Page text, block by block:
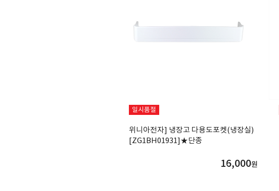
일시품절
위니아전자] 냉장고 다용도포켓(냉장실)
[ZG1BH01931]★단종
16,000원